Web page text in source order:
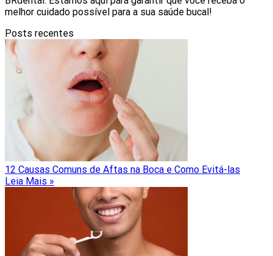
melhor cuidado possível para a sua saúde bucal!
Posts recentes
12 Causas Comuns de Aftas na Boca e Como Evitá-las
Leia Mais »